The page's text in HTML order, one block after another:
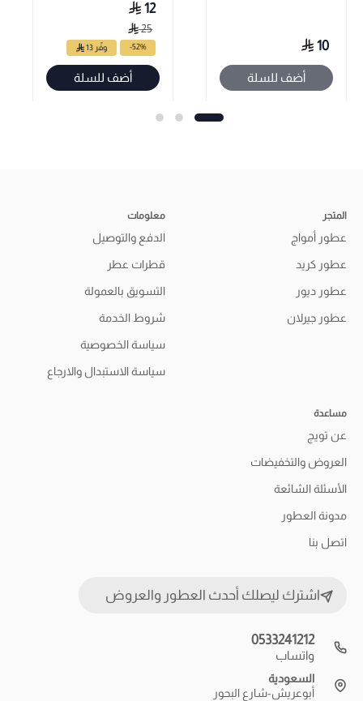
10
أضف للسلة
12
25
-52% وفّر 13
أضف للسلة
المتجر
عطور أمواج
عطور كريد
عطور ديور
عطور جيرلان
معلومات
الدفع والتوصيل
قطرات عطر
التسويق بالعمولة
شروط الخدمة
سياسة الخصوصية
سياسة الاستبدال والارجاع
مساعدة
عن تويج
العروض والتخفيضات
الأسئلة الشائعة
مدونة العطور
اتصل بنا
اشترك ليصلك أحدث العطور والعروض
0533241212
واتساب
السعودية
أبوعريش-شارع البحور